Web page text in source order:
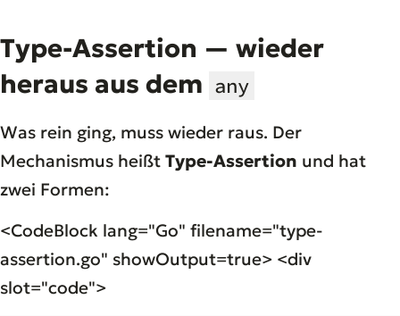
Type-Assertion — wieder
heraus aus dem any
Was rein ging, muss wieder raus. Der
Mechanismus heißt Type-Assertion und hat
zwei Formen:
<CodeBlock lang="Go" filename="type-
assertion.go" showOutput=true> <div
slot="code">